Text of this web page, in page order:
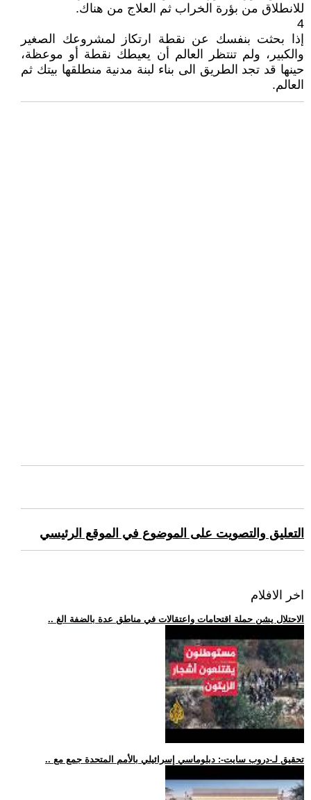
للانطلاق من بؤرة الخراب ثم العلاج من هناك.
4
إذا بحثت بنفسك عن نقطة ارتكاز لمشروعك الصغير
والكبير، ولم تنتظر العالم أن يعيطك نقطة أو موعظة،
حينها قد تجد الطريق الى بناء لبنة مدنية منطلقها بيتك ثم
العالم.
التعليق والتصويت على الموضوع في الموقع الرئيسي
اخر الافلام
.. الاحتلال يشن حملة اقتحامات واعتقالات في مناطق عدة بالضفة الغ
.. تحقيق لـ-دروب سايت-: دبلوماسي إسرائيلي بالأمم المتحدة جمع مع